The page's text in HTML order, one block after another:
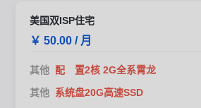
美国双ISP住宅
￥ 50.00 / 月
其他 配 置2核 2G全系霄龙
其他 系统盘20G高速SSD